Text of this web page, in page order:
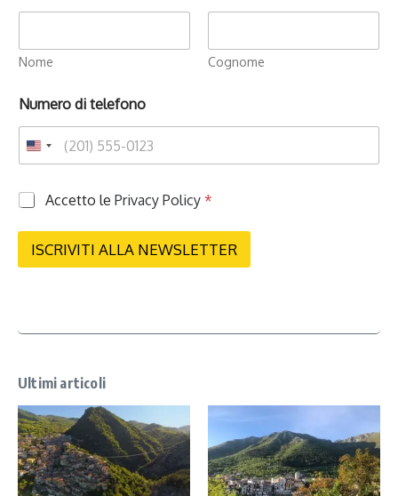
Nome Cognome
Numero di telefono
P
i
a
Accetto le Privacy Policy *
ISCRIVITI ALLA NEWSLETTER
Ultimi articoli